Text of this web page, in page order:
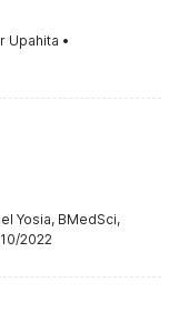
Upahita •
Yosia, BMedSci,
2022